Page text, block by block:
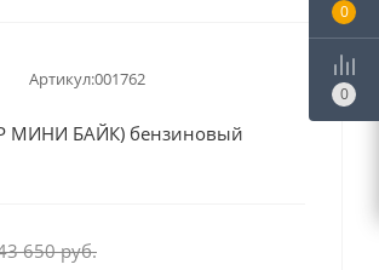
Артикул:001762
МИНИ БАЙК) бензиновый
650руб.
0
0